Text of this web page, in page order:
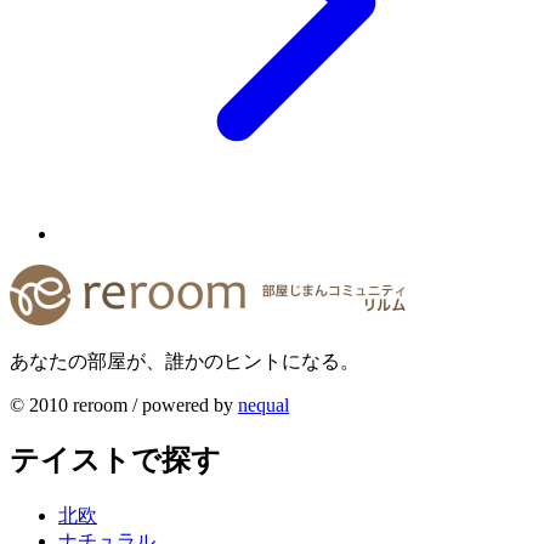
あなたの部屋が、誰かのヒントになる。
© 2010 reroom / powered by nequal
テイストで探す
北欧